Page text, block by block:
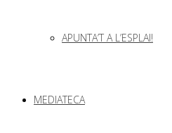
APUNTA’T A L’ESPLAI!
MEDIATECA